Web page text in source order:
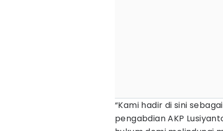
“Kami hadir di sini
pengabdian AKP